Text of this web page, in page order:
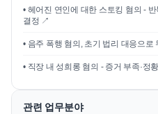
• 헤어진 연인에 대한 스토킹 혐의 -
결정 ↗
• 음주 폭행 혐의, 초기 법리 대응으로
• 직장 내 성희롱 혐의 - 증거 부족·정
관련 업무분야